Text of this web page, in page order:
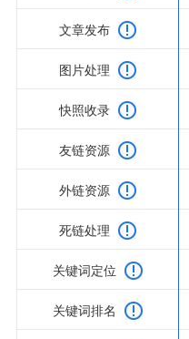
文章发布
图片处理
快照收录
友链资源
外链资源
死链处理
关键词定位
关键词排名